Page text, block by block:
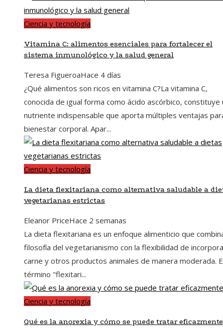
Ciencia y tecnología
Vitamina C: alimentos esenciales para fortalecer el
sistema inmunológico y la salud general
Teresa FigueroaHace 4 días
¿Qué alimentos son ricos en vitamina C?La vitamina C,
conocida de igual forma como ácido ascórbico, constituye
nutriente indispensable que aporta múltiples ventajas
bienestar corporal. Apar...
Ciencia y tecnología
La dieta flexitariana como alternativa saludable a
vegetarianas estrictas
Eleanor PriceHace 2 semanas
La dieta flexitariana es un enfoque alimenticio que
filosofía del vegetarianismo con la flexibilidad de
carne y otros productos animales de manera moderada.
término "flexitari...
Ciencia y tecnología
Qué es la anorexia y cómo se puede tratar eficazmente